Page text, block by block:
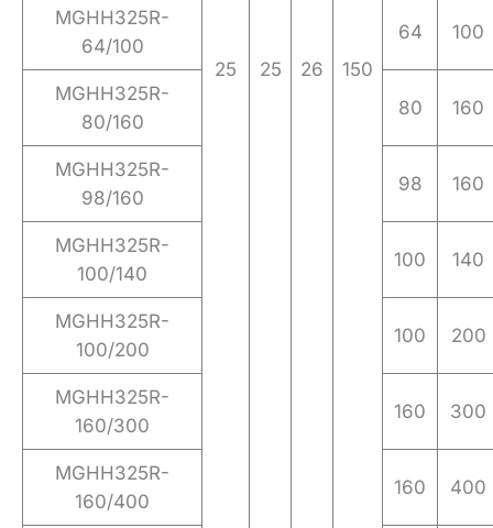
25 25 26 150
MGHH325R-
64/100
64 100
MGHH325R-
80/160
80 160
MGHH325R-
98/160
98 160
MGHH325R-
100/140
100 140
MGHH325R-
100/200
100 200
MGHH325R-
160/300
160 300
MGHH325R-
160/400
160 400